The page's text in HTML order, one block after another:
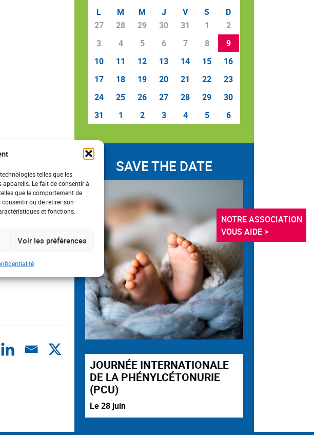
telles que les
Le fait de consentir à
que le comportement de
ou de retirer son
et fonctions.
Voir les préférences
des
L M M J V S
D
27
28 29 30 31 1
2
3
4 5 6 7 8
9
10
11 12 13 14 15
16
17
18 19 20 21 22
23
24
25 26 27 28 29
30
31
1 2 3 4 5 6
SAVE THE DATE
JOURNÉE INTERNATIONALE
DE LA PHÉNYLCÉTONURIE
(PCU)
Le 28 juin
NOTRE ASSOCIATION
VOUS AIDE >